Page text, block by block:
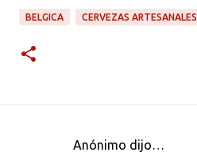
BELGICA CERVEZAS ARTESANALES
Anónimo dijo…